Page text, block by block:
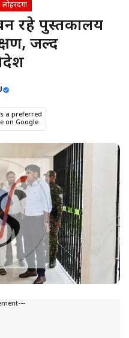
लोहरदगा
रहे पुस्तकालय
जल्द
a preferred
on Google